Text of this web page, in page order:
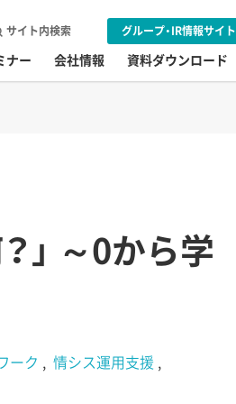
ナー 会社情報 資料ダウンロード
サイト内検索 グループ・IR情報サイト
」 ～0から学
ーク
情シス運用支援